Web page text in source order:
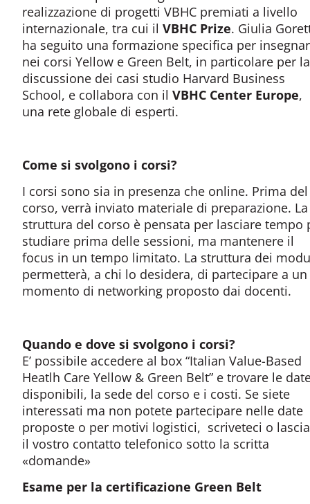
realizzazione di progetti VBHC premiati a livello
internazionale, tra cui il VBHC Prize. Giulia
ha seguito una formazione specifica per
nei corsi Yellow e Green Belt, in particolare per la
discussione dei casi studio Harvard Business
School, e collabora con il VBHC Center Europe,
una rete globale di esperti.
Come si svolgono i corsi?
I corsi sono sia in presenza che online. Prima del
corso, verrà inviato materiale di preparazione. La
struttura del corso è pensata per lasciare tempo
studiare prima delle sessioni, ma mantenere il
focus in un tempo limitato. La struttura dei
permetterà, a chi lo desidera, di partecipare a un
momento di networking proposto dai docenti.
Quando e dove si svolgono i corsi?
E’ possibile accedere al box “Italian Value-Based
Heatlh Care Yellow & Green Belt” e trovare le
disponibili, la sede del corso e i costi. Se siete
interessati ma non potete partecipare nelle date
proposte o per motivi logistici, scriveteci o
il vostro contatto telefonico sotto la scritta
«domande»
Esame per la certificazione Green Belt